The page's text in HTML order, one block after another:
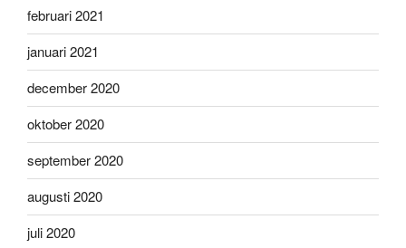
februari 2021
januari 2021
december 2020
oktober 2020
september 2020
augusti 2020
juli 2020